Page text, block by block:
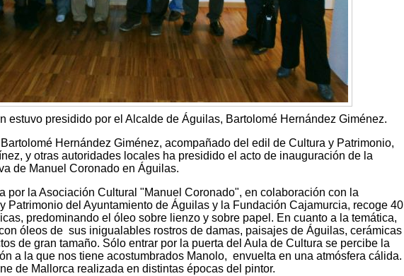
estuvo presidido por el Alcalde de Águilas, Bartolomé Hernández Giménez.
Hernández Giménez, acompañado del edil de Cultura y Patrimonio,
y otras autoridades locales ha presidido el acto de inauguración de la
de Manuel Coronado en Águilas.
por la Asociación Cultural "Manuel Coronado", en colaboración con la
Patrimonio del Ayuntamiento de Águilas y la Fundación Cajamurcia, recoge 40
predominando el óleo sobre lienzo y sobre papel. En cuanto a la temática,
óleos de sus inigualables rostros de damas, paisajes de Águilas, cerámicas
de gran tamaño. Sólo entrar por la puerta del Aula de Cultura se percibe la
a la que nos tiene acostumbrados Manolo, envuelta en una atmósfera cálida.
de Mallorca realizada en distintas épocas del pintor.